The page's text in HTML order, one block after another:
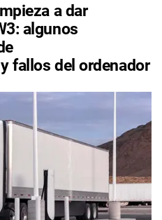
a dar
algunos
fallos del ordenador